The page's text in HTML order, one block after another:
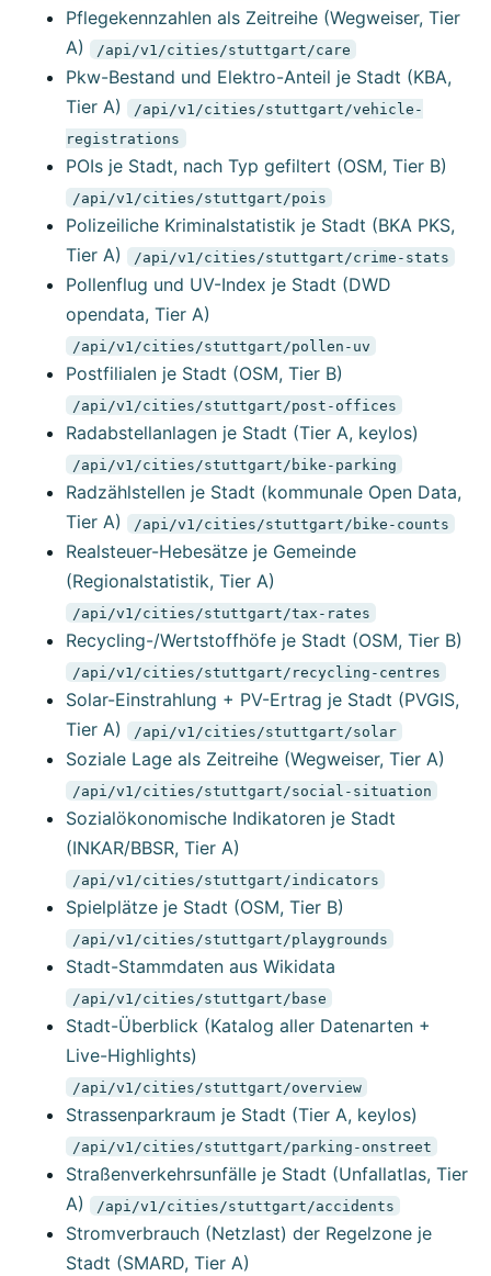
Pflegekennzahlen als Zeitreihe (Wegweiser, Tier
A)
/api/v1/cities/stuttgart/care
Pkw-Bestand und Elektro-Anteil je Stadt (KBA,
Tier A)
/api/v1/cities/stuttgart/vehicle-
registrations
POIs je Stadt, nach Typ gefiltert (OSM, Tier B)
/api/v1/cities/stuttgart/pois
Polizeiliche Kriminalstatistik je Stadt (BKA PKS,
Tier A)
/api/v1/cities/stuttgart/crime-stats
Pollenflug und UV-Index je Stadt (DWD
opendata, Tier A)
/api/v1/cities/stuttgart/pollen-uv
Postfilialen je Stadt (OSM, Tier B)
/api/v1/cities/stuttgart/post-offices
Radabstellanlagen je Stadt (Tier A, keylos)
/api/v1/cities/stuttgart/bike-parking
Radzählstellen je Stadt (kommunale Open Data,
Tier A)
/api/v1/cities/stuttgart/bike-counts
Realsteuer-Hebesätze je Gemeinde
(Regionalstatistik, Tier A)
/api/v1/cities/stuttgart/tax-rates
Recycling-/Wertstoffhöfe je Stadt (OSM, Tier B)
/api/v1/cities/stuttgart/recycling-centres
Solar-Einstrahlung + PV-Ertrag je Stadt (PVGIS,
Tier A)
/api/v1/cities/stuttgart/solar
Soziale Lage als Zeitreihe (Wegweiser, Tier A)
/api/v1/cities/stuttgart/social-situation
Sozialökonomische Indikatoren je Stadt
(INKAR/BBSR, Tier A)
/api/v1/cities/stuttgart/indicators
Spielplätze je Stadt (OSM, Tier B)
/api/v1/cities/stuttgart/playgrounds
Stadt-Stammdaten aus Wikidata
/api/v1/cities/stuttgart/base
Stadt-Überblick (Katalog aller Datenarten +
Live-Highlights)
/api/v1/cities/stuttgart/overview
Strassenparkraum je Stadt (Tier A, keylos)
/api/v1/cities/stuttgart/parking-onstreet
Straßenverkehrsunfälle je Stadt (Unfallatlas, Tier
A)
/api/v1/cities/stuttgart/accidents
Stromverbrauch (Netzlast) der Regelzone je
Stadt (SMARD, Tier A)